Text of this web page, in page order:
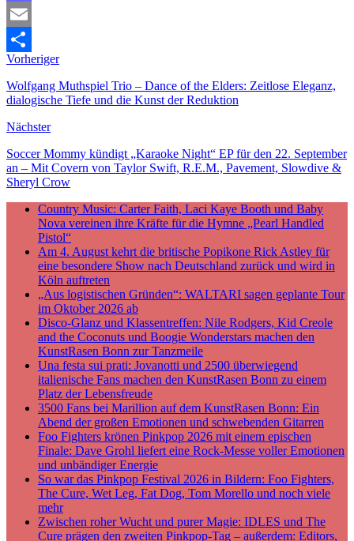
Mastodon
Email
Teilen
Vorheriger
Wolfgang Muthspiel Trio – Dance of the Elders: Zeitlose Eleganz,
dialogische Tiefe und die Kunst der Reduktion
Nächster
Soccer Mommy kündigt „Karaoke Night“ EP für den 22. September
an – Mit Covern von Taylor Swift, R.E.M., Pavement, Slowdive &
Sheryl Crow
Country Music: Carter Faith, Laci Kaye Booth und Baby
Nova vereinen ihre Kräfte für die Hymne „Pearl Handled
Pistol“
Am 4. August kehrt die britische Popikone Rick Astley für
eine besondere Show nach Deutschland zurück und wird in
Köln auftreten
„Aus logistischen Gründen“: WALTARI sagen geplante Tour
im Oktober 2026 ab
Disco-Glanz und Klassentreffen: Nile Rodgers, Kid Creole
and the Coconuts und Boogie Wonderstars machen den
KunstRasen Bonn zur Tanzmeile
Una festa sui prati: Jovanotti und 2500 überwiegend
italienische Fans machen den KunstRasen Bonn zu einem
Platz der Lebensfreude
3500 Fans bei Marillion auf dem KunstRasen Bonn: Ein
Abend der großen Emotionen und schwebenden Gitarren
Foo Fighters krönen Pinkpop 2026 mit einem epischen
Finale: Dave Grohl liefert eine Rock-Messe voller Emotionen
und unbändiger Energie
So war das Pinkpop Festival 2026 in Bildern: Foo Fighters,
The Cure, Wet Leg, Fat Dog, Tom Morello und noch viele
mehr
Zwischen roher Wucht und purer Magie: IDLES und The
Cure prägen den zweiten Pinkpop-Tag – außerdem: Editors,